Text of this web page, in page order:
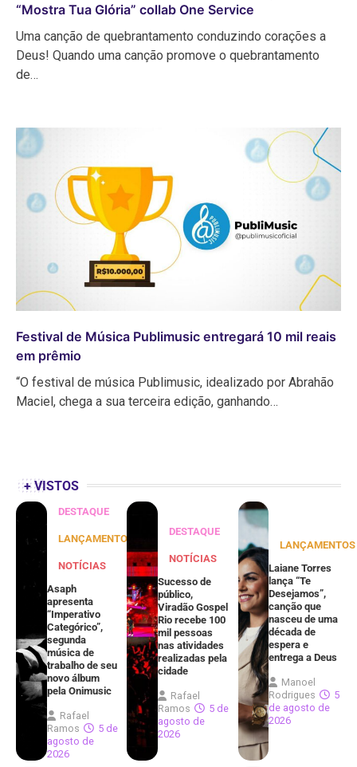
“Mostra Tua Glória” collab One Service
Uma canção de quebrantamento conduzindo corações a
Deus! Quando uma canção promove o quebrantamento
de…
Festival de Música Publimusic entregará 10 mil reais
em prêmio
“O festival de música Publimusic, idealizado por Abrahão
Maciel, chega a sua terceira edição, ganhando…
+ VISTOS
DESTAQUE
LANÇAMENTOS
NOTÍCIAS
Asaph
apresenta
“Imperativo
Categórico”,
segunda
música de
trabalho de seu
novo álbum
pela Onimusic
Rafael
Ramos
5 de
agosto de
2026
DESTAQUE
NOTÍCIAS
Sucesso de
público,
Viradão Gospel
Rio recebe 100
mil pessoas
nas atividades
realizadas pela
cidade
Rafael
Ramos
5 de
agosto de
2026
LANÇAMENTOS
Laiane Torres
lança “Te
Desejamos”,
canção que
nasceu de uma
década de
espera e
entrega a Deus
Manoel
Rodrigues
5
de agosto de
2026